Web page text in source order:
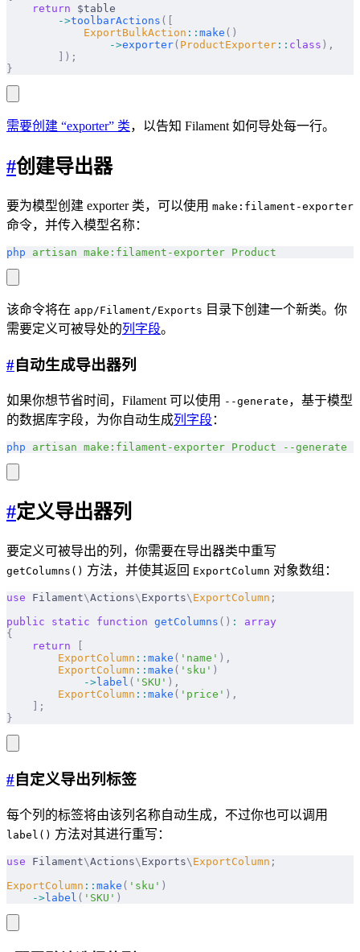
    return
$table
        ->
toolbarActions ([
            ExportBulkAction
:: make ()
                ->
exporter( ProductExporter :: class ),
        ]);
}
需要创建 “exporter” 类，以告知 Filament 如何导处每一行。
#创建导出器
要为模型创建 exporter 类，可以使用 make:filament-exporter
命令，并传入模型名称：
php artisan make:filament-exporter Product
该命令将在 app/Filament/Exports 目录下创建一个新类。你
需要定义可被导处的列字段。
#自动生成导出器列
如果你想节省时间，Filament 可以使用 --generate ，基于模型
的数据库字段，为你自动生成列字段：
php artisan make:filament-exporter Product --generate
#定义导出器列
要定义可被导出的列，你需要在导出器类中重写
getColumns() 方法，并使其返回 ExportColumn 对象数组：
use Filament\Actions\ Exports\ ExportColumn ;
public static function getColumns () :
array
{
    return
        ExportColumn
:: make ( 'name' ),
        ExportColumn
:: make ( 'sku' )
            ->
label ( 'SKU' ),
        ExportColumn
:: make ( 'price' ),
    ];
}
#自定义导出列标签
每个列的标签将由该列名称自动生成，不过你也可以调用
label() 方法对其进行重写：
use Filament\Actions\ Exports\ ExportColumn ;
ExportColumn :: make ( 'sku' )
    ->
label ( 'SKU' )